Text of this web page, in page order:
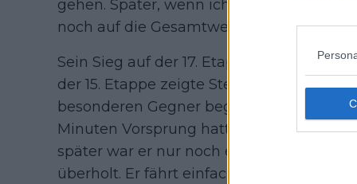
gehen. Später, wenn ich die Form und
noch auf die Gesamtwertung
Sein Sieg auf der 17. Etappe war das
der 15. Etappe zeigte Steinhauser eine
besonderen Gegner begegnete. "Ich
Minuten Vorsprung hatte, als es im
später war er nur noch eine Minute
überholt. Er fährt einfach auf einem